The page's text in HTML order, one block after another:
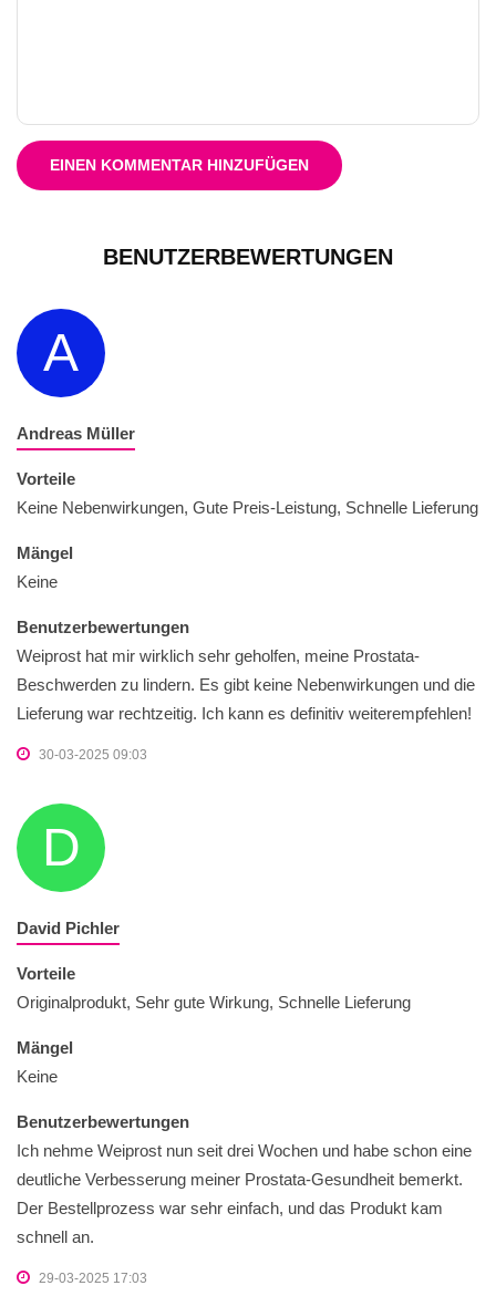
EINEN KOMMENTAR HINZUFÜGEN
BENUTZERBEWERTUNGEN
A
Andreas Müller
Vorteile
Keine Nebenwirkungen, Gute Preis-Leistung, Schnelle Lieferung
Mängel
Keine
Benutzerbewertungen
Weiprost hat mir wirklich sehr geholfen, meine Prostata-
Beschwerden zu lindern. Es gibt keine Nebenwirkungen und die
Lieferung war rechtzeitig. Ich kann es definitiv weiterempfehlen!
30-03-2025 09:03
D
David Pichler
Vorteile
Originalprodukt, Sehr gute Wirkung, Schnelle Lieferung
Mängel
Keine
Benutzerbewertungen
Ich nehme Weiprost nun seit drei Wochen und habe schon eine
deutliche Verbesserung meiner Prostata-Gesundheit bemerkt.
Der Bestellprozess war sehr einfach, und das Produkt kam
schnell an.
29-03-2025 17:03